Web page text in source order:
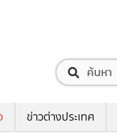
ข่าวต่างประเทศ